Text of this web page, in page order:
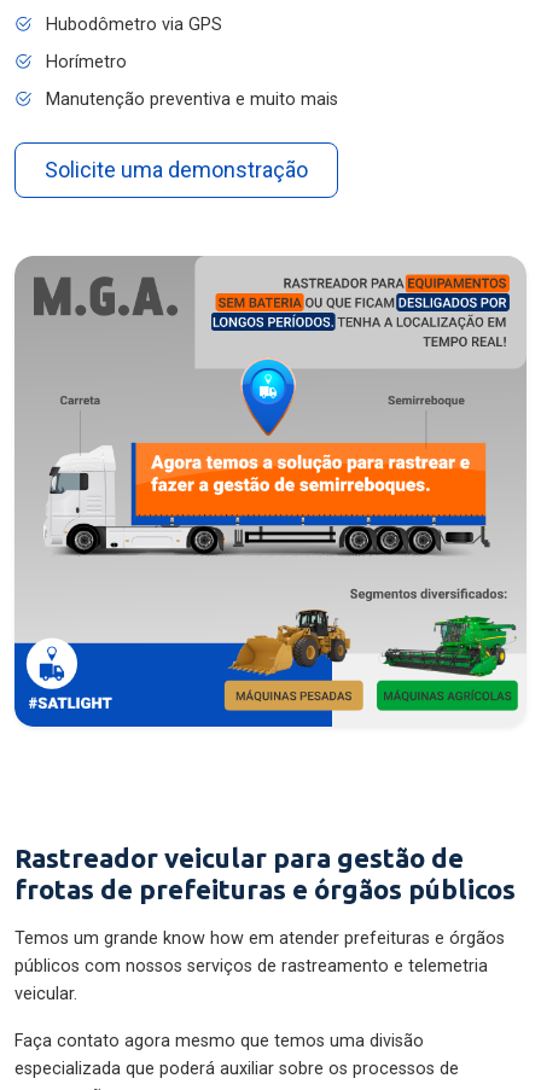
Hubodômetro via GPS
Horímetro
Manutenção preventiva e muito mais
Solicite uma demonstração
Rastreador veicular para gestão de
frotas de prefeituras e órgãos públicos
Temos um grande know how em atender prefeituras e órgãos
públicos com nossos serviços de rastreamento e telemetria
veicular.
Faça contato agora mesmo que temos uma divisão
especializada que poderá auxiliar sobre os processos de